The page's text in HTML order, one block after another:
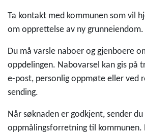
Ta kontakt med kommunen som vil
om opprettelse av ny grunneiendom.
Du må varsle naboer og gjenboere
oppdelingen. Nabovarsel kan gis på
e-post, personlig oppmøte eller ved
sending.
Når søknaden er godkjent, sender
oppmålingsforretning til kommunen.